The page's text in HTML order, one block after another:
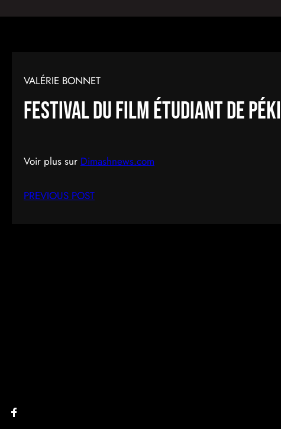
VALÉRIE BONNET
Festival du film étudiant de
Voir plus sur Dimashnews.com
PREVIOUS POST